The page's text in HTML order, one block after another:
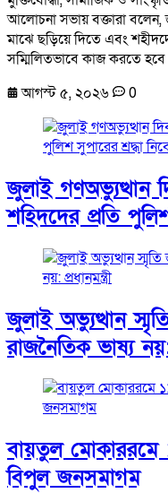
আলোচনা সভায় বক্তারা বলেন,
মাঝে ছড়িয়ে দিতে এবং
সম্মিলিতভাবে কাজ করতে
আগস্ট ৫, ২০২৬
0
জুলাই গণঅভ্যুত্থান
শহিদদের প্রতি
জুলাই অভ্যুত্থান
রাজনৈতিক ভাষ্য নয়:
বায়তুল
বিপুল জনসমাগম